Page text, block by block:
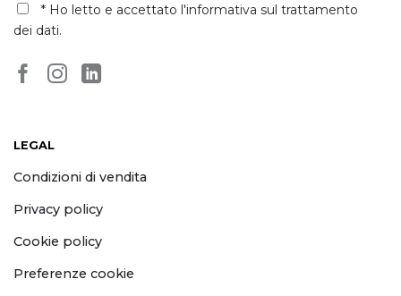
* Ho letto e accettato l'informativa sul trattamento
dei dati.
LEGAL
Condizioni di vendita
Privacy policy
Cookie policy
Preferenze cookie